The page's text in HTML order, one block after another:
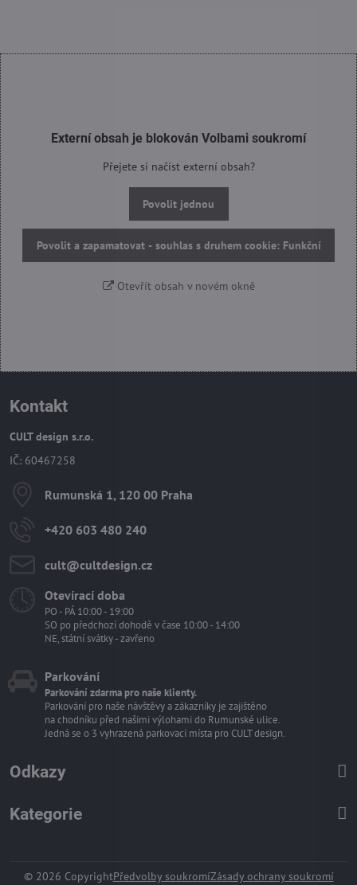
Externí obsah je blokován Volbami soukromí
Přejete si načíst externí obsah?
Povolit jednou
Povolit a zapamatovat - souhlas s druhem cookie: Funkční
Otevřít obsah v novém okně
Kontakt
CULT design s.r.o.
IČ: 60467258
Rumunská 1, 120 00 Praha
+420 603 480 240
cult​@cultdesign​.cz
Otevírací doba
PO - PÁ 10:00 - 19:00
SO po předchozí dohodě v čase 10:00 - 14:00
NE, státní svátky - zavřeno
Parkování
Parkování zdarma pro naše klienty.
Parkování pro naše návštěvy a zákazníky je zajištěno
na chodníku před našimi výlohami do Rumunské ulice.
Jedná se o 3 vyhrazená parkovací místa pro CULT design.
Odkazy
Kategorie
© 2026 CopyrightPředvolby soukromíZásady ochrany soukromí